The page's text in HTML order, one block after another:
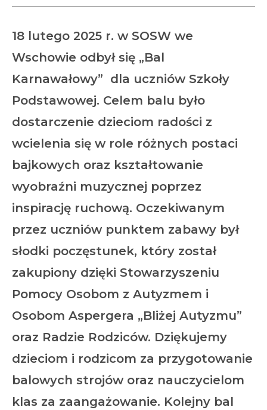
18 lutego 2025 r. w SOSW we
Wschowie odbył się „Bal
Karnawałowy” dla uczniów Szkoły
Podstawowej. Celem balu było
dostarczenie dzieciom radości z
wcielenia się w role różnych postaci
bajkowych oraz kształtowanie
wyobraźni muzycznej poprzez
inspirację ruchową. Oczekiwanym
przez uczniów punktem zabawy był
słodki poczęstunek, który został
zakupiony dzięki Stowarzyszeniu
Pomocy Osobom z Autyzmem i
Osobom Aspergera „Bliżej Autyzmu”
oraz Radzie Rodziców. Dziękujemy
dzieciom i rodzicom za przygotowanie
balowych strojów oraz nauczycielom
klas za zaangażowanie. Kolejny bal